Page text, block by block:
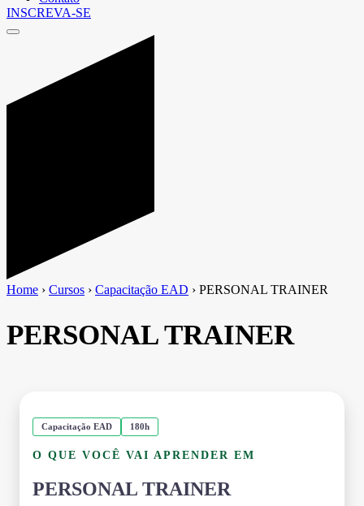
INSCREVA-SE
Home › Cursos › Capacitação EAD › PERSONAL TRAINER
PERSONAL TRAINER
Capacitação EAD 180h
O QUE VOCÊ VAI APRENDER EM
PERSONAL TRAINER